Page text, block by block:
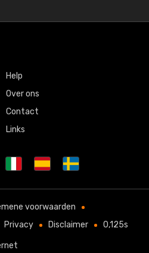
Help
Over ons
Contact
Links
voorwaarden
Privacy Disclaimer 0,125s